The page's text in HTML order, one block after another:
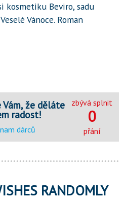
kosmetiku Beviro, sadu
Vánoce. Roman
Vám, že děláte
radost!
dárců
zbývá splnit
0
přání
RANDOMLY